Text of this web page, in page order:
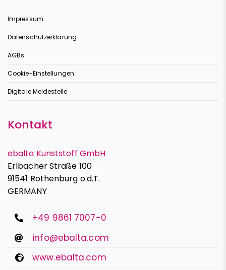
Impressum
Datenschutzerklärung
AGBs
Cookie-Einstellungen
Digitale Meldestelle
Kontakt
ebalta Kunststoff GmbH
Erlbacher Straße 100
91541 Rothenburg o.d.T.
GERMANY
+49 9861 7007-0
info@ebalta.com
www.ebalta.com